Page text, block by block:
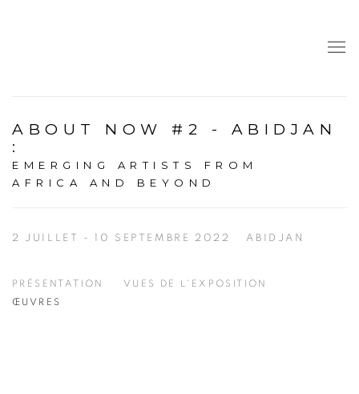
ABOUT NOW #2 - ABIDJAN
:
EMERGING ARTISTS FROM
AFRICA AND BEYOND
2 JUILLET - 10 SEPTEMBRE 2022 ABIDJAN
PRÉSENTATION
VUES DE L'EXPOSITION
ŒUVRES